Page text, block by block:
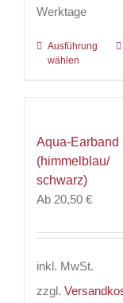
Werktage
Ausführung
wählen
auf.
Die
der
Aqua-Earband
(himmelblau/
schwarz)
Ab 20,50 €
inkl. MwSt.
zzgl.